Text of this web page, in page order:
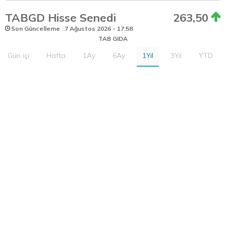
TABGD Hisse Senedi 263,50
Son Güncelleme : 7 Ağustos 2026 - 17:58
TAB GIDA
Gün içi Hafta 1Ay 6Ay 1Yıl 3Yıl YTD